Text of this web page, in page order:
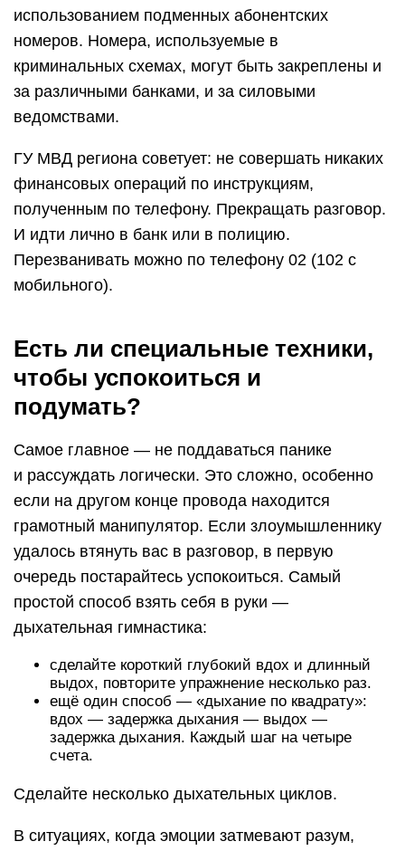
использованием подменных абонентских
номеров. Номера, используемые в
криминальных схемах, могут быть закреплены и
за различными банками, и за силовыми
ведомствами.
ГУ МВД региона советует: не совершать никаких
финансовых операций по инструкциям,
полученным по телефону. Прекращать разговор.
И идти лично в банк или в полицию.
Перезванивать можно по телефону 02 (102 с
мобильного).
Есть ли специальные техники,
чтобы успокоиться и
подумать?
Самое главное — не поддаваться панике
и рассуждать логически. Это сложно, особенно
если на другом конце провода находится
грамотный манипулятор. Если злоумышленнику
удалось втянуть вас в разговор, в первую
очередь постарайтесь успокоиться. Самый
простой способ взять себя в руки —
дыхательная гимнастика:
сделайте короткий глубокий вдох и длинный
выдох, повторите упражнение несколько раз.
ещё один способ — «дыхание по квадрату»:
вдох — задержка дыхания — выдох —
задержка дыхания. Каждый шаг на четыре
счета.
Сделайте несколько дыхательных циклов.
В ситуациях, когда эмоции затмевают разум,